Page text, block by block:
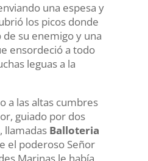
una espesa y
los picos donde
de su enemigo y una
ensordeció a todo
leguas a la
a las altas cumbres
guiado por dos
llamadas Balloteria
el poderoso Señor